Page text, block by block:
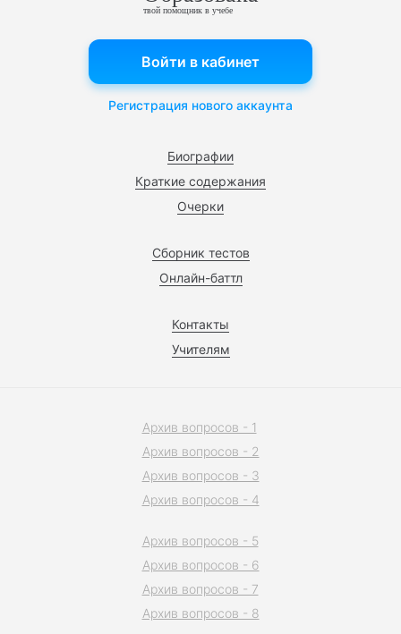
твой помощник в учебе
Биографии
Краткие содержания
Очерки
Сборник тестов
Онлайн-баттл
Контакты
Учителям
Войти в кабинет
Регистрация нового аккаунта
Архив вопросов - 1
Архив вопросов - 2
Архив вопросов - 3
Архив вопросов - 4
Архив вопросов - 5
Архив вопросов - 6
Архив вопросов - 7
Архив вопросов - 8